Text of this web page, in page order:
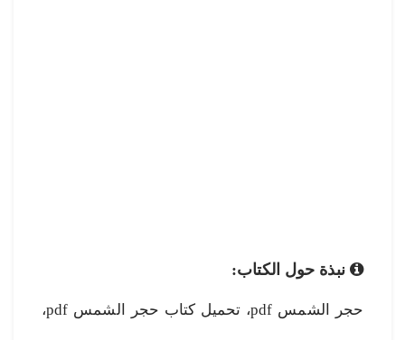
نبذة حول الكتاب:
حجر الشمس pdf، تحميل كتاب حجر الشمس pdf،